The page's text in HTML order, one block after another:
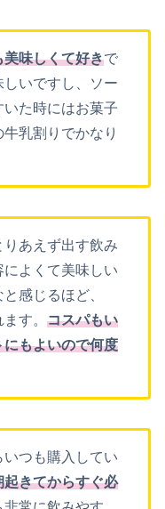
味しくて好きで
いですし、ソー
た時にはお菓子
乳割りでかなり
りあえず出す飲み
よくて美味しい
感じるほど、
す。 コスパもい
もよいので何度
いつも購入してい
きてからすぐ必